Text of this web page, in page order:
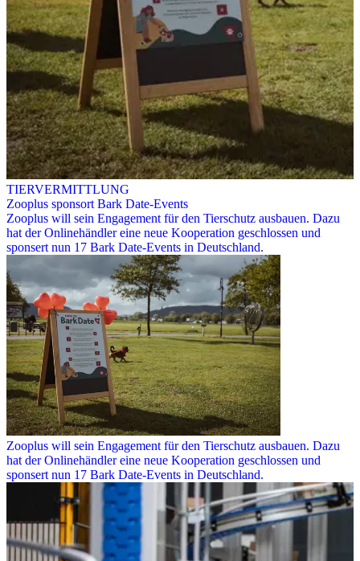
TIERVERMITTLUNG
Zooplus sponsort Bark Date-Events
Zooplus will sein Engagement für den Tierschutz ausbauen. Dazu
hat der Onlinehändler eine neue Kooperation geschlossen und
sponsert nun 17 Bark Date-Events in Deutschland.
Zooplus will sein Engagement für den Tierschutz ausbauen. Dazu
hat der Onlinehändler eine neue Kooperation geschlossen und
sponsert nun 17 Bark Date-Events in Deutschland.